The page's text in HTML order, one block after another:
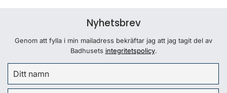
Nyhetsbrev
Genom att fylla i min mailadress bekräftar jag att jag tagit del av
Badhusets integritetspolicy.